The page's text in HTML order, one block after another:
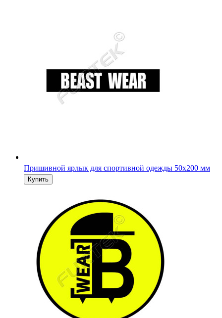
Пришивной ярлык для спортивной одежды 50х200 мм